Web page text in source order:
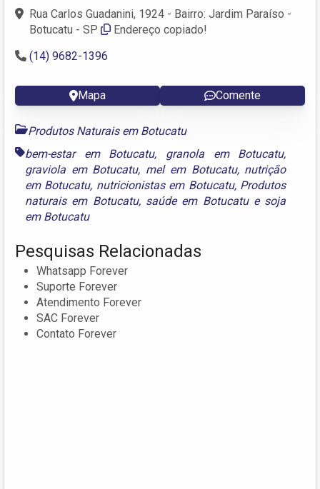
Rua Carlos Guadanini, 1924 - Bairro: Jardim Paraíso -
Botucatu - SP
Endereço copiado!
(14) 9682-1396
Mapa Comente
Produtos Naturais em Botucatu
bem-estar em Botucatu, granola em Botucatu,
graviola em Botucatu, mel em Botucatu, nutrição
em Botucatu, nutricionistas em Botucatu, Produtos
naturais em Botucatu, saúde em Botucatue soja
em Botucatu
Pesquisas Relacionadas
Whatsapp Forever
Suporte Forever
Atendimento Forever
SAC Forever
Contato Forever